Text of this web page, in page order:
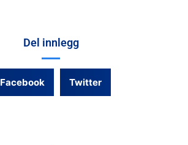
Del innlegg
Facebook Twitter